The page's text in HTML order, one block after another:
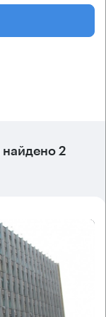
найдено 2